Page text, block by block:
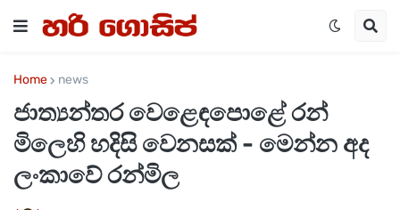
Home news
ජාත්‍යන්තර වෙළෙඳපොළේ රන්
මිලෙහි හදිසි වෙනසක් - මෙන්න අද
ලංකාවේ රන්මිල